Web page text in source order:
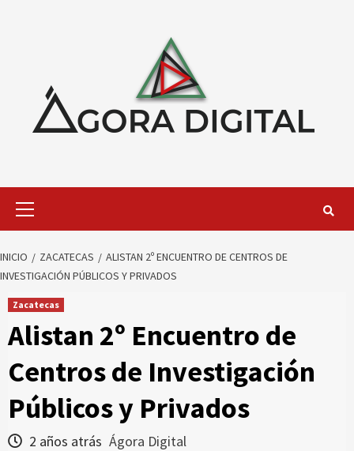
INICIO ZACATECAS
ALISTAN 2º ENCUENTRO DE CENTROS DE
INVESTIGACIÓN PÚBLICOS Y PRIVADOS
Zacatecas
Alistan 2º Encuentro de
Centros de Investigación
Públicos y Privados
2 años atrás Ágora Digital